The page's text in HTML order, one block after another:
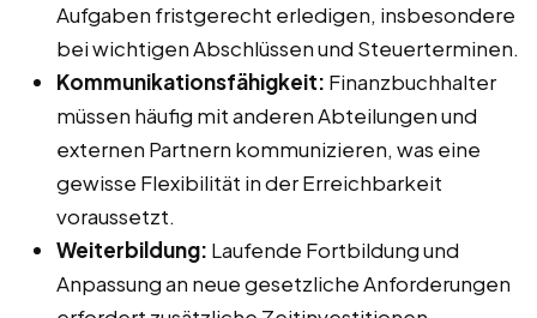
Aufgaben fristgerecht erledigen, insbesondere
bei wichtigen Abschlüssen und Steuerterminen.
Kommunikationsfähigkeit: Finanzbuchhalter
müssen häufig mit anderen Abteilungen und
externen Partnern kommunizieren, was eine
gewisse Flexibilität in der Erreichbarkeit
voraussetzt.
Weiterbildung: Laufende Fortbildung und
Anpassung an neue gesetzliche Anforderungen